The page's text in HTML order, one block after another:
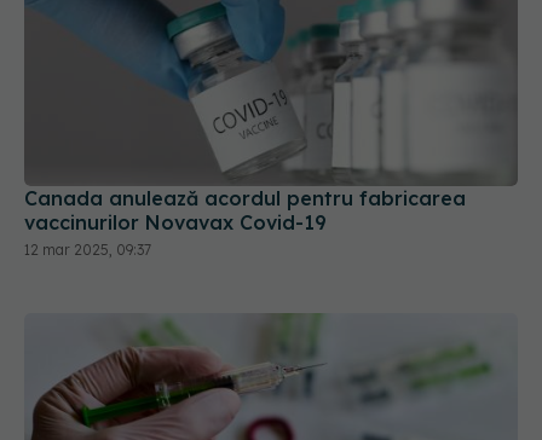
Canada anulează acordul pentru fabricarea
vaccinurilor Novavax Covid-19
12 mar 2025, 09:37